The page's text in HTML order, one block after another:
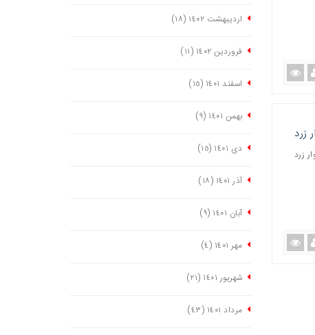
تله نوار زرد
اردیبهشت ١٤٠٢ (١٨)
فروردین ١٤٠٢ (١١)
اسفند ١٤٠١ (١٥)
بهمن ١٤٠١ (٩)
دی ١٤٠١ (١٥)
آذر ١٤٠١ (١٨)
آبان ١٤٠١ (٩)
مهر ١٤٠١ (٤)
شهریور ١٤٠١ (٢١)
مرداد ١٤٠١ (٤٣)